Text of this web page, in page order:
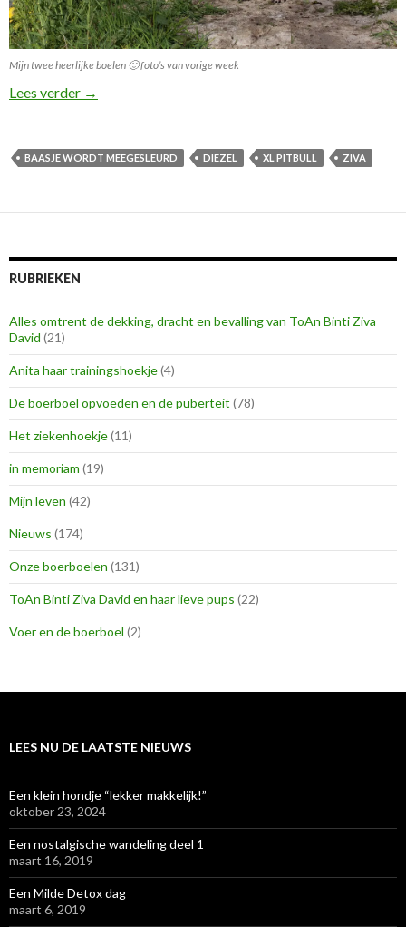
Mijn twee heerlijke boelen 🙂 foto’s van vorige week
Lees verder Een XL Pitbull heeft het op mijn boelen gemunt!
→
BAASJE WORDT MEEGESLEURD DIEZEL XL PITBULL ZIVA
RUBRIEKEN
Alles omtrent de dekking, dracht en bevalling van ToAn Binti Ziva
David (21)
Anita haar trainingshoekje(4)
De boerboel opvoeden en de puberteit (78)
Het ziekenhoekje(11)
in memoriam (19)
Mijn leven (42)
Nieuws (174)
Onze boerboelen (131)
ToAn Binti Ziva David en haar lieve pups (22)
Voer en de boerboel (2)
LEES NU DE LAATSTE NIEUWS
Een klein hondje “lekker makkelijk!”
oktober 23, 2024
Een nostalgische wandeling deel 1
maart 16, 2019
Een Milde Detox dag
maart 6, 2019